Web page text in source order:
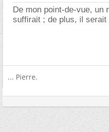
De mon point-de-vue, un
suffirait ; de plus, il serait
... Pierre.